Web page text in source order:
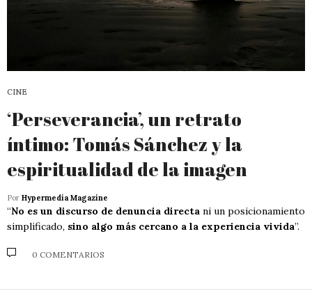
CINE
‘Perseverancia’, un retrato
íntimo: Tomás Sánchez y la
espiritualidad de la imagen
Por Hypermedia Magazine
“No es un discurso de denuncia directa ni un posicionamiento
simplificado, sino algo más cercano a la experiencia vivida”.
0 COMENTARIOS